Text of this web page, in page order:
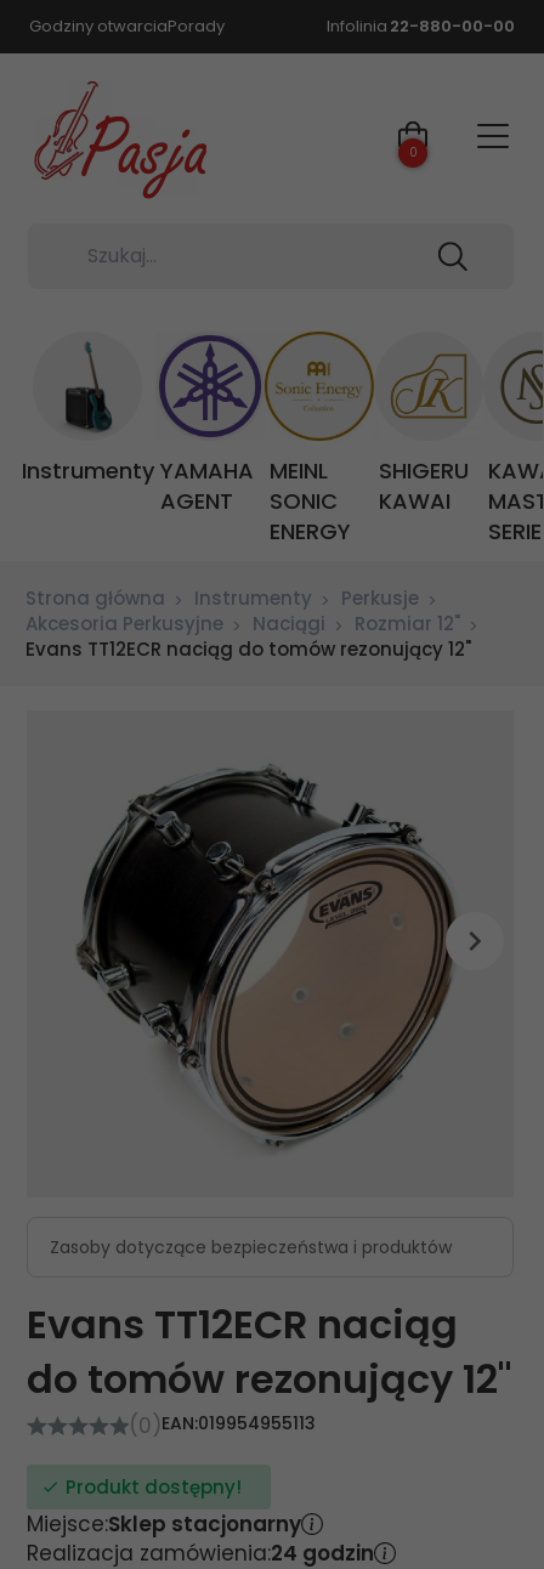
Godziny otwarciaPorady Infolinia 22-880-00-00
Szukaj...
0
Instrumenty YAMAHA
AGENT
MEINL
SONIC
ENERGY
SHIGERU
KAWAI
Strona główna Instrumenty
Perkusje
Akcesoria Perkusyjne
Naciągi
Rozmiar 12"
Evans TT12ECR naciąg do tomów rezonujący 12"
Zasoby dotyczące bezpieczeństwa i produktów
Evans TT12ECR naciąg
do tomów rezonujący 12"
(0)EAN:019954955113
Produkt dostępny!
Miejsce:Sklep stacjonarny
Realizacja zamówienia:24 godzin